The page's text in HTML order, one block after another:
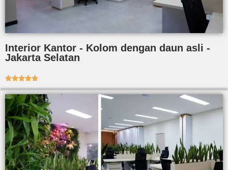
Interior Kantor - Kolom dengan daun asli -
Jakarta Selatan
